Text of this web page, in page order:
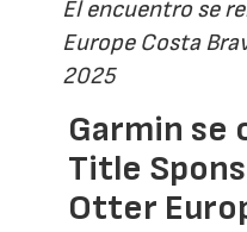
El encuentro se
Europe Costa
2025
Garmin se
Title
Otter